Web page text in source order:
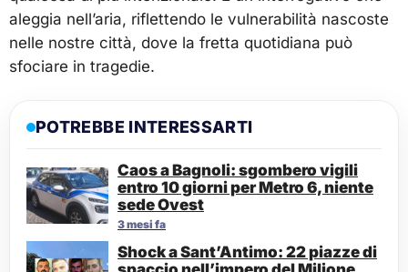
aleggia nell’aria, riflettendo le vulnerabilità nascoste
nelle nostre città, dove la fretta quotidiana può
sfociare in tragedie.
POTREBBE INTERESSARTI
Caos a Bagnoli: sgombero vigili
entro 10 giorni per Metro 6, niente
sede Ovest
3 mesi fa
Shock a Sant’Antimo: 22 piazze di